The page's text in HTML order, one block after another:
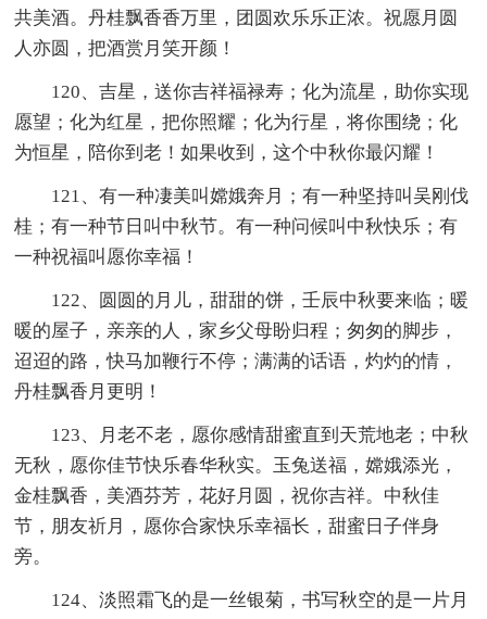
共美酒。丹桂飘香香万里，团圆欢乐乐正浓。祝愿月圆
人亦圆，把酒赏月笑开颜！
120、吉星，送你吉祥福禄寿；化为流星，助你实现
愿望；化为红星，把你照耀；化为行星，将你围绕；化
为恒星，陪你到老！如果收到，这个中秋你最闪耀！
121、有一种凄美叫嫦娥奔月；有一种坚持叫吴刚伐
桂；有一种节日叫中秋节。有一种问候叫中秋快乐；有
一种祝福叫愿你幸福！
122、圆圆的月儿，甜甜的饼，壬辰中秋要来临；暖
暖的屋子，亲亲的人，家乡父母盼归程；匆匆的脚步，
迢迢的路，快马加鞭行不停；满满的话语，灼灼的情，
丹桂飘香月更明！
123、月老不老，愿你感情甜蜜直到天荒地老；中秋
无秋，愿你佳节快乐春华秋实。玉兔送福，嫦娥添光，
金桂飘香，美酒芬芳，花好月圆，祝你吉祥。中秋佳
节，朋友祈月，愿你合家快乐幸福长，甜蜜日子伴身
旁。
124、淡照霜飞的是一丝银菊，书写秋空的是一片月